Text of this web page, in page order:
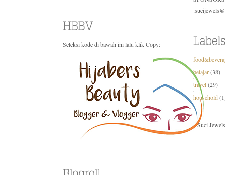
Seleksi kode di bawah ini lalu klik Copy:
belajar(38)
travel(29)
household
Suci